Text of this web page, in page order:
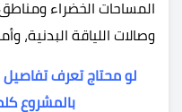
المساحات الخضراء ومناطق
وصالات اللياقة البدنية،
لو محتاج تعرف تفاصيل
بالمشروع